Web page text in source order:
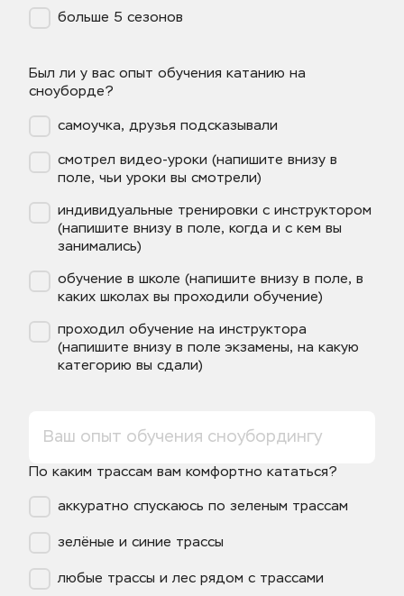
больше 5 сезонов
Был ли у вас опыт обучения катанию на
сноуборде?
самоучка, друзья подсказывали
смотрел видео-уроки (напишите внизу в
поле, чьи уроки вы смотрели)
индивидуальные тренировки с инструктором
(напишите внизу в поле, когда и с кем вы
занимались)
обучение в школе (напишите внизу в поле, в
каких школах вы проходили обучение)
проходил обучение на инструктора
(напишите внизу в поле экзамены, на какую
категорию вы сдали)
По каким трассам вам комфортно кататься?
аккуратно спускаюсь по зеленым трассам
зелёные и синие трассы
любые трассы и лес рядом с трассами